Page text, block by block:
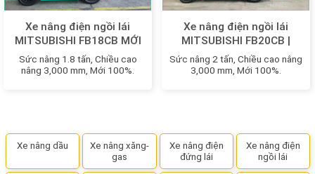
Xe nâng điện ngồi lái
MITSUBISHI FB18CB MỚI
100%
Sức nâng 1.8 tấn, Chiều cao
nâng 3,000 mm, Mới 100%.
Xe nâng điện ngồi lái
MITSUBISHI FB20CB |
FB20LCB MỚI 100%
Sức nâng 2 tấn, Chiều cao nâng
3,000 mm, Mới 100%.
Xe nâng dầu
Xe nâng xăng-
gas
Xe nâng điện
đứng lái
Xe nâng điện
ngồi lái